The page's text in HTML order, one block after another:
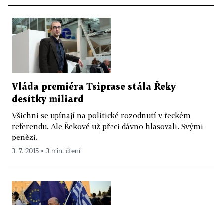
Vláda premiéra Tsiprase stála Řeky
desítky miliard
Všichni se upínají na politické rozodnutí v řeckém
referendu. Ale Řekové už přeci dávno hlasovali. Svými
penězi.
3. 7. 2015 ▪ 3 min. čtení